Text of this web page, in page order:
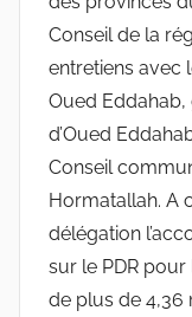
Conseil de la
entretiens avec
Oued
d’Oued
Conseil
Hormatallah. A
délégation
sur le PDR
de plus de 4,36